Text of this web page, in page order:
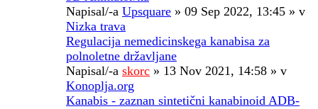
Napisal/-a Upsquare » 09 Sep 2022, 13:45 » v
Nizka trava
Regulacija nemedicinskega kanabisa za
polnoletne državljane
Napisal/-a skorc » 13 Nov 2021, 14:58 » v
Konoplja.org
Kanabis - zaznan sintetični kanabinoid ADB-